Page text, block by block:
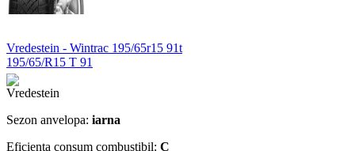
Vredestein - Wintrac 195/65r15 91t
195/65/R15 T 91
Sezon anvelopa: iarna
Eficienta consum combustibil: C